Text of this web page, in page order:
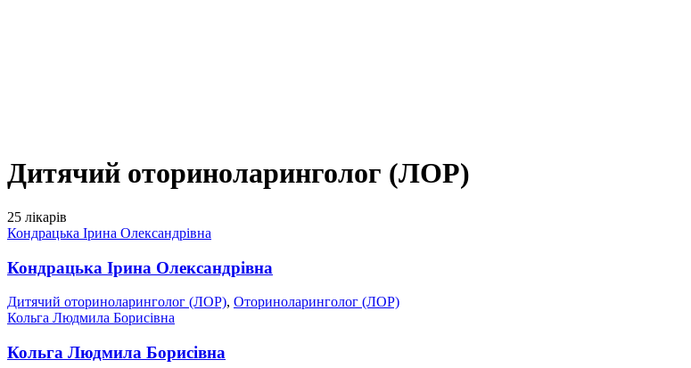
Дитячий оториноларинголог (ЛОР)
25 лікарів
Кондрацька Ірина Олександрівна
Кондрацька Ірина Олександрівна
Дитячий оториноларинголог (ЛОР), Оториноларинголог (ЛОР)
Кольга Людмила Борисівна
Кольга Людмила Борисівна